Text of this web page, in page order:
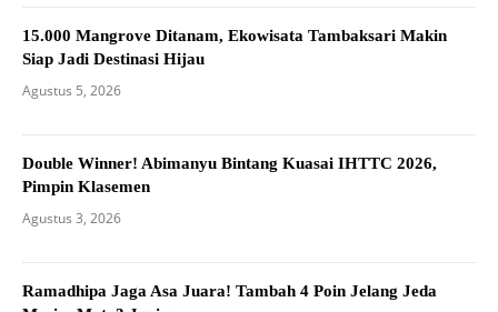
15.000 Mangrove Ditanam, Ekowisata Tambaksari Makin
Siap Jadi Destinasi Hijau
Agustus 5, 2026
Double Winner! Abimanyu Bintang Kuasai IHTTC 2026,
Pimpin Klasemen
Agustus 3, 2026
Ramadhipa Jaga Asa Juara! Tambah 4 Poin Jelang Jeda